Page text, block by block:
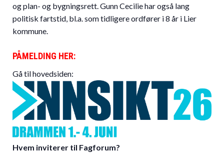
og plan- og bygningsrett. Gunn Cecilie har også lang
politisk fartstid, bl.a. som tidligere ordfører i 8 år i Lier
kommune.
PÅMELDING HER:
Gå til hovedsiden:
Hvem inviterer til Fagforum?